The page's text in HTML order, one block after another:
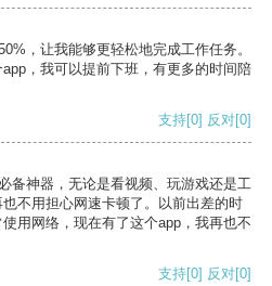
，让我能够更轻松地完成工作任务。
，我可以提前下班，有更多的时间陪
支持[0] 反对[0]
备神器，无论是看视频、玩游戏还是工
不用担心网速卡顿了。以前出差的时
用网络，现在有了这个app，我再也不
支持[0] 反对[0]